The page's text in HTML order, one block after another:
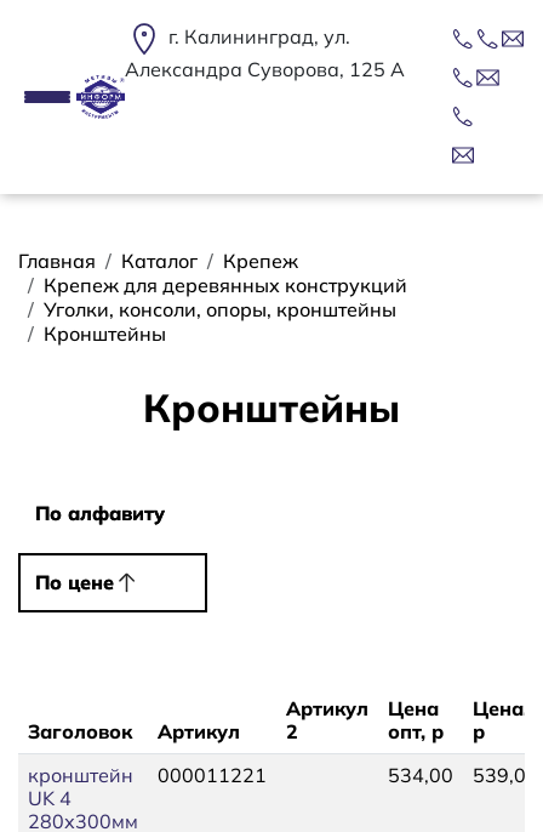
г. Калининград, ул.
Александра Суворова, 125 А
Строка навигации
Главная Каталог
Крепеж
Крепеж для деревянных конструкций
Уголки, консоли, опоры, кронштейны
Кронштейны
Кронштейны
По алфавиту
По алфавиту
По цене
По цене
Заголовок Артикул
Артикул
2
Цена
опт, р
Цена,
р
кронштейн
UK 4
280х300мм
000011221 534,00 539,00